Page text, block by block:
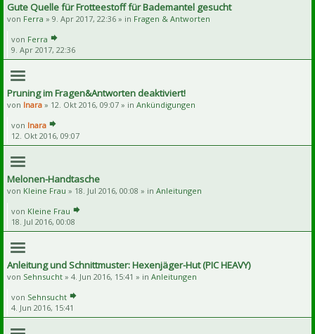
Gute Quelle für Frotteestoff für Bademantel gesucht
von Ferra » 9. Apr 2017, 22:36 » in Fragen & Antworten
von Ferra
9. Apr 2017, 22:36
Pruning im Fragen&Antworten deaktiviert!
von Inara » 12. Okt 2016, 09:07 » in Ankündigungen
von Inara
12. Okt 2016, 09:07
Melonen-Handtasche
von Kleine Frau » 18. Jul 2016, 00:08 » in Anleitungen
von Kleine Frau
18. Jul 2016, 00:08
Anleitung und Schnittmuster: Hexenjäger-Hut (PIC HEAVY)
von Sehnsucht » 4. Jun 2016, 15:41 » in Anleitungen
von Sehnsucht
4. Jun 2016, 15:41